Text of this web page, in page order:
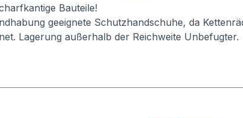
Bauteile!
geeignete Schutzhandschuhe, da
Lagerung außerhalb der Reichweite Unbefugter.